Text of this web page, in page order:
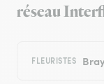
réseau
FLEURISTES